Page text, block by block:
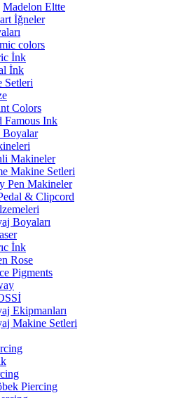
Madelon Eltte
İğneler
colors
İnk
İnk
Setleri
Colors
Famous Ink
Boyalar
Makineler
Makine Setleri
Pen Makineler
& Clipcord
Boyaları
İnk
Rose
Pigments
Ekipmanları
Makine Setleri
Piercing